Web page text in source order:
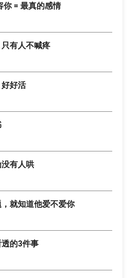
你 = 最真的感情
有人不喊疼
好活
有人哄
就知道他爱不爱你
的3件事